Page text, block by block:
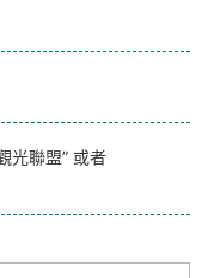
光聯盟” 或者